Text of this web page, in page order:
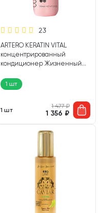
23
ARTERO KERATIN VITAL
концентрированный
кондиционер Жизненный
90 мл (1 шт)
1 шт
1 шт
1 477₽
1 356 ₽